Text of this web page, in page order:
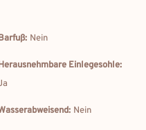
Nein
Einlegesohle:
Nein